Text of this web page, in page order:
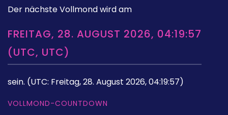
Der nächste Vollmond wird am
FREITAG, 28. AUGUST 2026, 04:19:57
(UTC, UTC)
sein. (UTC: Freitag, 28. August 2026, 04:19:57)
VOLLMOND-COUNTDOWN